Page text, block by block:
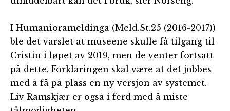
I Humaniorameldinga (Meld.St.25 (2016-2017))
ble det varslet at museene skulle få tilgang til
Cristin i løpet av 2019, men de venter fortsatt
på dette. Forklaringen skal være at det jobbes
med å få på plass en ny versjon av systemet.
Liv Ramskjær er også i ferd med å miste